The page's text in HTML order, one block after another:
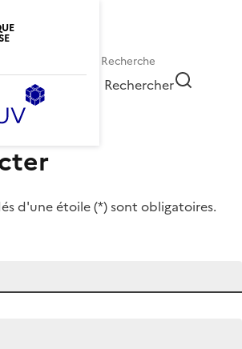
Rechercher
d'une étoile (*) sont obligatoires.